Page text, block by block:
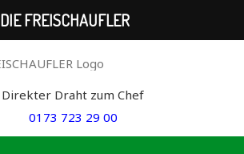
Direkter Draht zum Chef
0173 723 29 00
DIE FREISCHAUFLER